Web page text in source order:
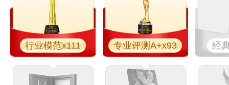
行业模范x111 专业评测A+x93 经